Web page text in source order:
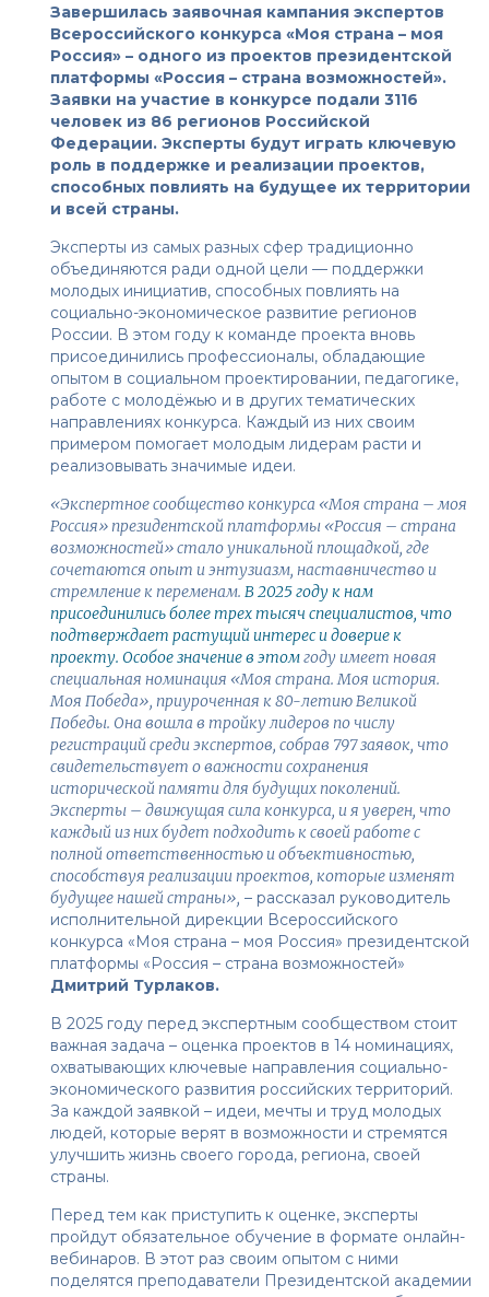
Завершилась заявочная кампания экспертов
Всероссийского конкурса «Моя страна – моя
Россия» – одного из проектов президентской
платформы «Россия – страна возможностей».
Заявки на участие в конкурсе подали 3116
человек из 86 регионов Российской
Федерации. Эксперты будут играть ключевую
роль в поддержке и реализации проектов,
способных повлиять на будущее их территории
и всей страны.
Эксперты из самых разных сфер традиционно
объединяются ради одной цели — поддержки
молодых инициатив, способных повлиять на
социально-экономическое развитие регионов
России. В этом году к команде проекта вновь
присоединились профессионалы, обладающие
опытом в социальном проектировании, педагогике,
работе с молодёжью и в других тематических
направлениях конкурса. Каждый из них своим
примером помогает молодым лидерам расти и
реализовывать значимые идеи.
«Экспертное сообщество конкурса «Моя страна – моя
Россия» президентской платформы «Россия – страна
возможностей» стало уникальной площадкой, где
сочетаются опыт и энтузиазм, наставничество и
стремление к переменам. В 2025 году к нам
присоединились более трех тысяч специалистов, что
подтверждает растущий интерес и доверие к
проекту. Особое значение в этомгоду имеет новая
специальная номинация «Моя страна. Моя история.
Моя Победа», приуроченная к 80-летию Великой
Победы. Она вошла в тройку лидеров по числу
регистраций среди экспертов, собрав 797 заявок, что
свидетельствует о важности сохранения
исторической памяти для будущих поколений.
Эксперты – движущая сила конкурса, и я уверен, что
каждый из них будет подходить к своей работе с
полной ответственностью и объективностью,
способствуя реализации проектов, которые изменят
будущее нашей страны», – рассказал руководитель
исполнительной дирекции Всероссийского
конкурса «Моя страна – моя Россия» президентской
платформы «Россия – страна возможностей»
Дмитрий Турлаков.
В 2025 году перед экспертным сообществом стоит
важная задача – оценка проектов в 14 номинациях,
охватывающих ключевые направления социально-
экономического развития российских территорий.
За каждой заявкой – идеи, мечты и труд молодых
людей, которые верят в возможности и стремятся
улучшить жизнь своего города, региона, своей
страны.
Перед тем как приступить к оценке, эксперты
пройдут обязательное обучение в формате онлайн-
вебинаров. В этот раз своим опытом с ними
поделятся преподаватели Президентской академии